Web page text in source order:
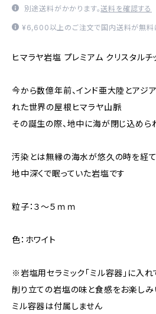
別途送料がかかります。送料を確認する
¥6,600以上のご注文で国内送料が無料
ヒマラヤ岩塩 プレミアム クリスタルチ
今から数億年前、インド亜大陸とアジ
れた世界の屋根ヒマラヤ山脈
その誕生の際、地中に海が閉じ込めら
汚染とは無縁の海水が悠久の時を経
地中深くで眠っていた岩塩です
粒子：３～５ｍｍ
色：ホワイト
※岩塩用セラミック「ミル容器」に入
削り立ての岩塩の味と食感をお楽しみ
ミル容器は付属しません